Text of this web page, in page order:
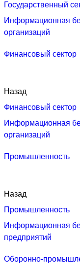
Государственный
Информационная
организаций
Финансовый сектор
Назад
Финансовый сектор
Информационная
организаций
Промышленность
Назад
Промышленность
Информационная
предприятий
Оборонно-